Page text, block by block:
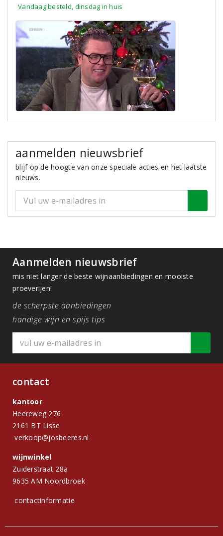
Vandaag besteld, dinsdag in huis
aanmelden nieuwsbrief
blijf op de hoogte van onze speciale acties en het laatste
nieuws.
Aanmelden nieuwsbrief
mis niet langer de beste wijnaanbiedingen en mooiste
proeverijen!
de scherpste aanbiedingen
handige wijn en spijs tips
contact
kantoor
Heereweg 276
2161 BT Lisse
verkoop@josbeeres.nl
wijnwinkel
Zuiderstraat 28a
9635 AM Noordbroek
contactinformatie